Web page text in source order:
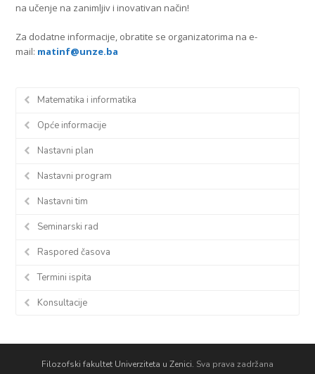
na učenje na zanimljiv i inovativan način!
Za dodatne informacije, obratite se organizatorima na e-
mail: matinf@unze.ba
Matematika i informatika
Opće informacije
Nastavni plan
Nastavni program
Nastavni tim
Seminarski rad
Raspored časova
Termini ispita
Konsultacije
Filozofski fakultet Univerziteta u Zenici. Sva prava zadržana